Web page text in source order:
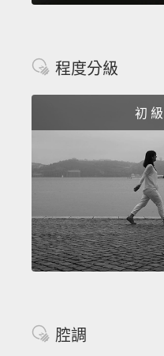
程度分級
初 級
腔調